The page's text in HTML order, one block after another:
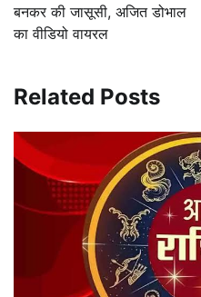
बनकर की जासूसी, अजित डोभाल
का वीडियो वायरल
Related Posts